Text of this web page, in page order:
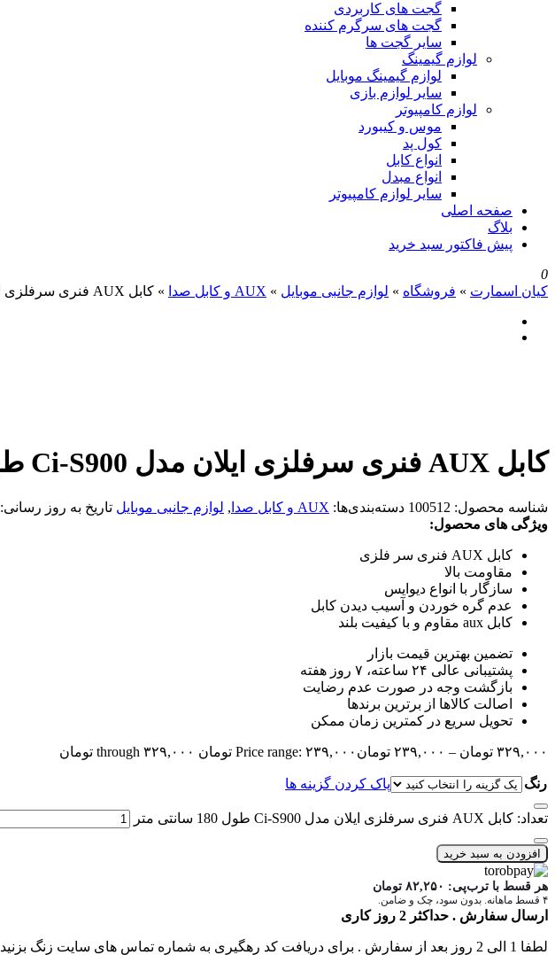
گجت های کاربردی
گجت های سرگرم کننده
سایر گجت ها
لوازم گیمینگ
لوازم گیمینگ موبایل
سایر لوازم بازی
لوازم کامپیوتر
موس و کیبورد
کول پد
انواع کابل
انواع مبدل
سایر لوازم کامپیوتر
صفحه اصلی
بلاگ
پیش فاکتور سبد خرید
0
کیان اسمارت » فروشگاه » لوازم جانبی موبایل » AUX و کابل صدا » کابل AUX فنری سرفلزی ایلان مدل Ci-S900 طول 180 سانتی متر
کابل AUX فنری سرفلزی ایلان مدل Ci-S900 طول 180 سانتی متر
شناسه محصول: 100512 دسته‌بندی‌ها: AUX و کابل صدا , لوازم جانبی موبایل تاریخ به روز رسانی:
ویژگی های محصول:
کابل AUX فنری سر فلزی
مقاومت بالا
سازگار با انواع دیوایس
عدم گره خوردن و آسیب دیدن کابل
کابل aux مقاوم و با کیفیت بلند
تضمین بهترین قیمت بازار
پشتیبانی عالی ۲۴ ساعته، ۷ روز هفته
بازگشت وجه در صورت عدم رضایت
اصالت کالاها از برترین برندها
تحویل سریع در کمترین زمان ممکن
۳۲۹,۰۰۰ تومان – ۲۳۹,۰۰۰ تومان Price range: ۲۳۹,۰۰۰ تومان through ۳۲۹,۰۰۰ تومان
رنگ پاک کردن گزینه ها
تعداد: کابل AUX فنری سرفلزی ایلان مدل Ci-S900 طول 180 سانتی متر
افزودن به سبد خرید
هر قسط با ترب‌پی: ۸۲,۲۵۰ تومان
۴ قسط ماهانه. بدون سود، چک و ضامن.
ارسال سفارش . حداکثر 2 روز کاری
لطفا 1 الی 2 روز بعد از سفارش . برای دریافت کد رهگیری به شماره تماس های سایت زنگ بزنید .